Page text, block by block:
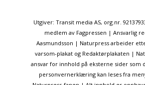
Utgiver: Transit media AS, org.nr.
medlem av Fagpressen | Ansvarlig
Aasmundsson | Naturpress arbeider
varsom-plakat og Redaktørplakaten |
ansvar for innhold på eksterne sider som
personvernerklæring kan leses fra